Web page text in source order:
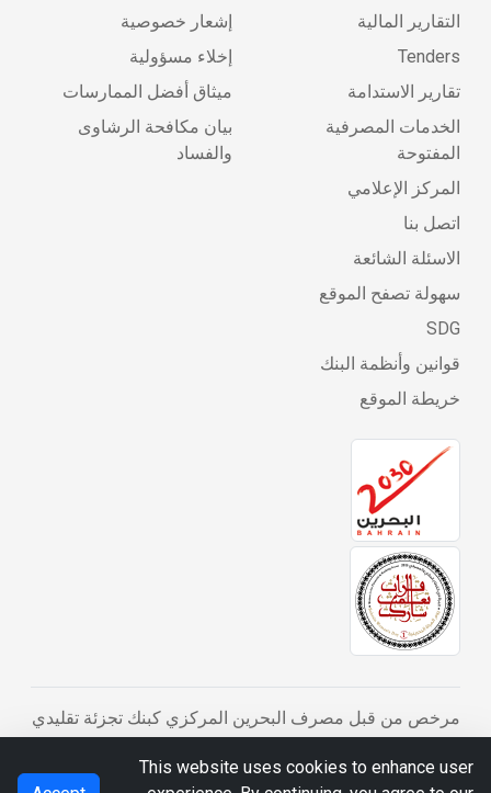
التقارير المالية
Tenders
تقارير الاستدامة
الخدمات المصرفية
المفتوحة
المركز الإعلامي
اتصل بنا
الاسئلة الشائعة
سهولة تصفح الموقع
SDG
قوانين وأنظمة البنك
خريطة الموقع
إشعار خصوصية
إخلاء مسؤولية
ميثاق أفضل الممارسات
بيان مكافحة الرشاوى
والفساد
مرخص من قبل مصرف البحرين المركزي كبنك تجزئة تقليدي
© BDB 2026
This website uses cookies to enhance user